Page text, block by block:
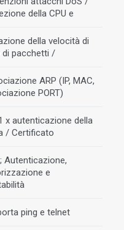
della CPU e
della velocità di
di pacchetti /
ARP (IP, MAC,
PORT)
x autenticazione della
/ Certificato
Autenticazione,
e
ping e telnet